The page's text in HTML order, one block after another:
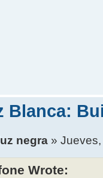
Blanca:
negra »
Wrote: